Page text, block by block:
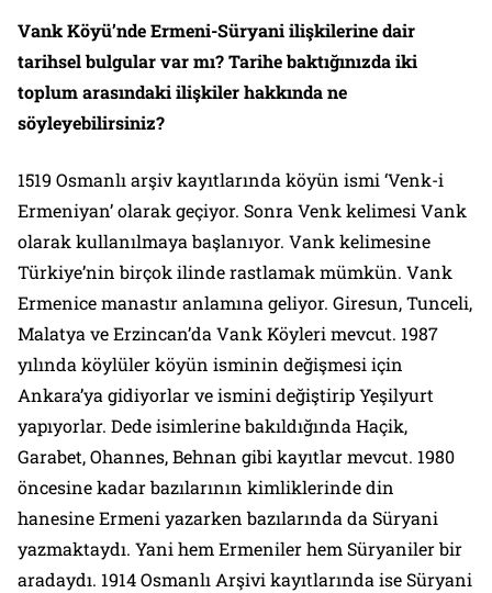
Vank Köyü’nde Ermeni-Süryani ilişkilerine dair
tarihsel bulgular var mı? Tarihe baktığınızda iki
toplum arasındaki ilişkiler hakkında ne
söyleyebilirsiniz?
1519 Osmanlı arşiv kayıtlarında köyün ismi ‘Venk-i
Ermeniyan’ olarak geçiyor. Sonra Venk kelimesi Vank
olarak kullanılmaya başlanıyor. Vank kelimesine
Türkiye’nin birçok ilinde rastlamak mümkün. Vank
Ermenice manastır anlamına geliyor. Giresun, Tunceli,
Malatya ve Erzincan’da Vank Köyleri mevcut. 1987
yılında köylüler köyün isminin değişmesi için
Ankara’ya gidiyorlar ve ismini değiştirip Yeşilyurt
yapıyorlar. Dede isimlerine bakıldığında Haçik,
Garabet, Ohannes, Behnan gibi kayıtlar mevcut. 1980
öncesine kadar bazılarının kimliklerinde din
hanesine Ermeni yazarken bazılarında da Süryani
yazmaktaydı. Yani hem Ermeniler hem Süryaniler bir
aradaydı. 1914 Osmanlı Arşivi kayıtlarında ise Süryani